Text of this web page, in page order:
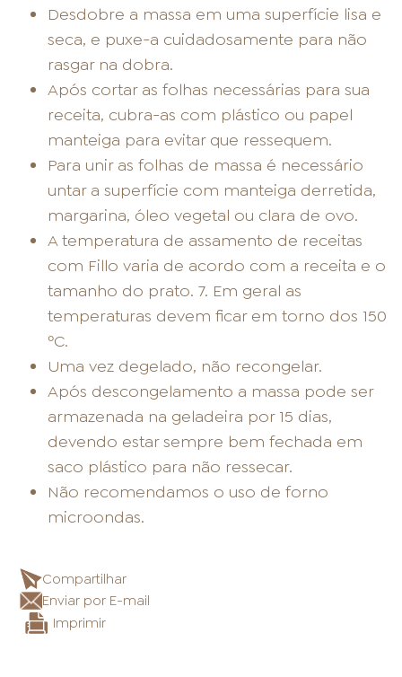
Desdobre a massa em uma superfície lisa e
seca, e puxe-a cuidadosamente para não
rasgar na dobra.
Após cortar as folhas necessárias para sua
receita, cubra-as com plástico ou papel
manteiga para evitar que ressequem.
Para unir as folhas de massa é necessário
untar a superfície com manteiga derretida,
margarina, óleo vegetal ou clara de ovo.
A temperatura de assamento de receitas
com Fillo varia de acordo com a receita e o
tamanho do prato. 7. Em geral as
temperaturas devem ficar em torno dos 150
ºC.
Uma vez degelado, não recongelar.
Após descongelamento a massa pode ser
armazenada na geladeira por 15 dias,
devendo estar sempre bem fechada em
saco plástico para não ressecar.
Não recomendamos o uso de forno
microondas.
Compartilhar
Enviar por E-mail
Imprimir